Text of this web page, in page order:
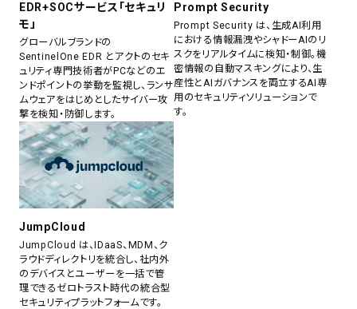
EDR+SOCサービス「セキュリ
モ」
グローバルブランドの
SentinelOne EDR とアクトのセキ
ュリティ専門技術者がPCなどのエ
ンドポイントの挙動を監視し、ランサ
ムウェアをはじめとしたサイバー攻
撃を検知・防御します。
Prompt Security
Prompt Security は、生成AI利用
における情報漏洩やシャドーAIのリ
スクをリアルタイムに検知・制御。機
密情報の自動マスキングにより、生
産性とAIガバナンスを両立するAI専
用のセキュリティソリューションで
す。
JumpCloud
JumpCloud は、IDaaS、MDM、ク
ラウドディレクトリを統合し、社内外
のデバイスとユーザーを一括で管
理できるゼロトラスト時代の統合型
セキュリティプラットフォームです。